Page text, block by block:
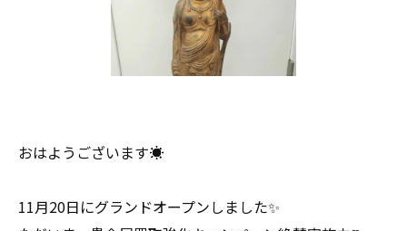
おはようございます☀
11月20日にグランドオープンしました✨